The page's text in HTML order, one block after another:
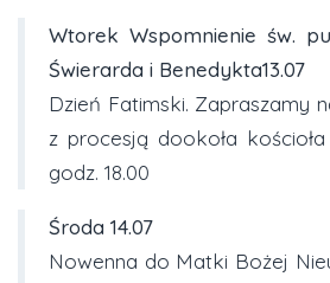
Wtorek Wspomnienie św.
Świerarda i Benedykta13.07
Dzień Fatimski. Zapraszamy
z procesją dookoła
godz. 18.00
Środa 14.07
Nowenna do Matki Bożej